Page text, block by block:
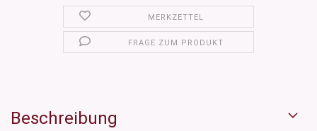
MERKZETTEL
FRAGE ZUM PRODUKT
Beschreibung